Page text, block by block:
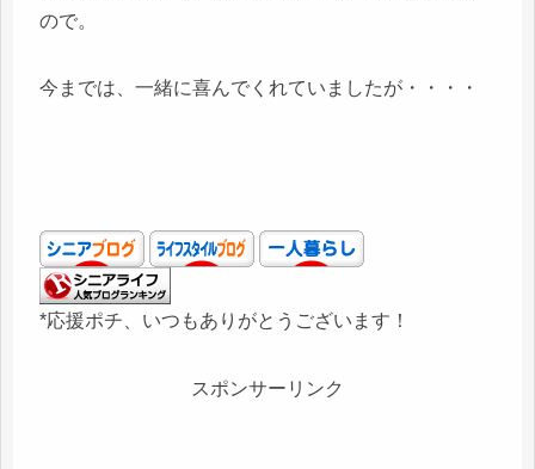
ので。
今までは、一緒に喜んでくれていましたが・・・・
*応援ポチ、いつもありがとうございます！
スポンサーリンク